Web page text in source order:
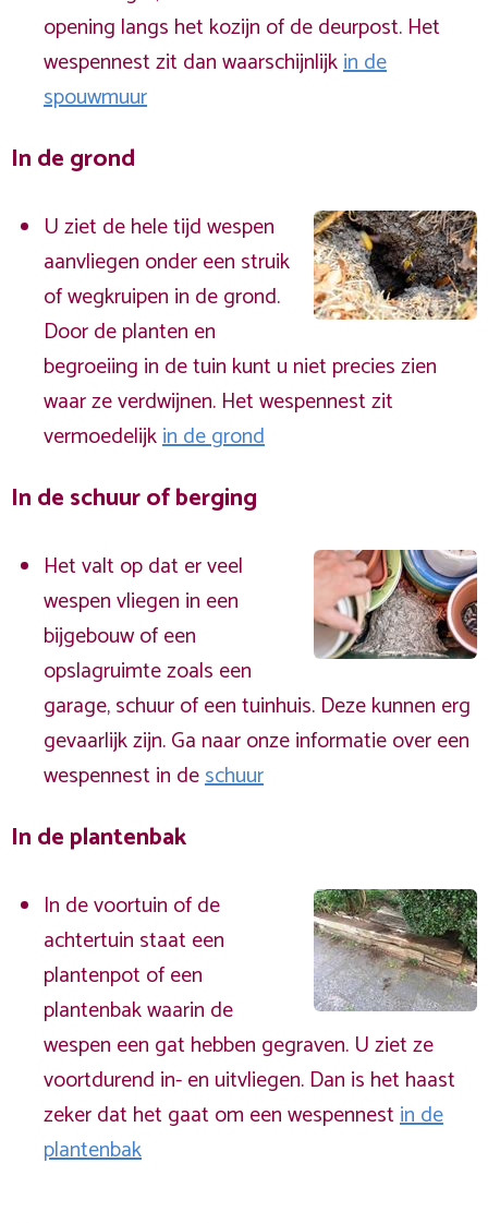
opening langs het kozijn of de deurpost. Het
wespennest zit dan waarschijnlijkin de
spouwmuur
In de grond
U ziet de hele tijd wespen
aanvliegen onder een struik
of wegkruipen in de grond.
Door de planten en
begroeiing in de tuin kunt u niet precies zien
waar ze verdwijnen. Het wespennest zit
vermoedelijkin de grond
In de schuur of berging
Het valt op dat er veel
wespen vliegen in een
bijgebouw of een
opslagruimte zoals een
garage, schuur of een tuinhuis. Deze kunnen erg
gevaarlijk zijn. Ga naar onze informatie over een
wespennest in deschuur
In de plantenbak
In de voortuin of de
achtertuin staat een
plantenpot of een
plantenbak waarin de
wespen een gat hebben gegraven. U ziet ze
voortdurend in- en uitvliegen. Dan is het haast
zeker dat het gaat om een wespennestin de
plantenbak